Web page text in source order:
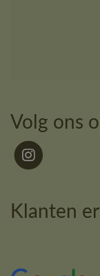
Volg ons
Klanten